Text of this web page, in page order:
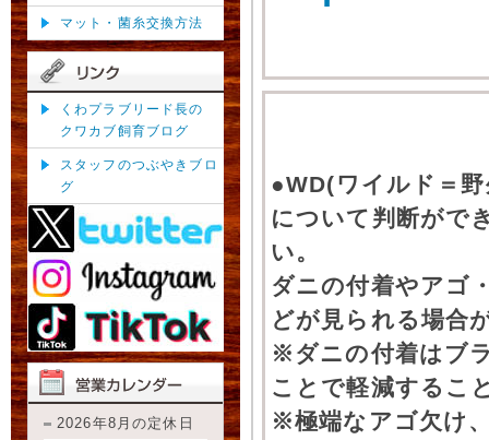
マット・菌糸交換方法
くわプラブリード長の
クワカブ飼育ブログ
スタッフのつぶやきブロ
グ
2026年8月の定休日
●WD(ワイルド＝
について判断がで
い。
ダニの付着やアゴ
どが見られる場合
※ダニの付着はブ
ことで軽減するこ
※極端なアゴ欠け